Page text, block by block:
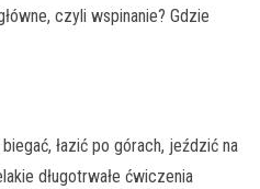
czyli wspinanie? Gdzie
łazić po górach, jeździć na
długotrwałe ćwiczenia